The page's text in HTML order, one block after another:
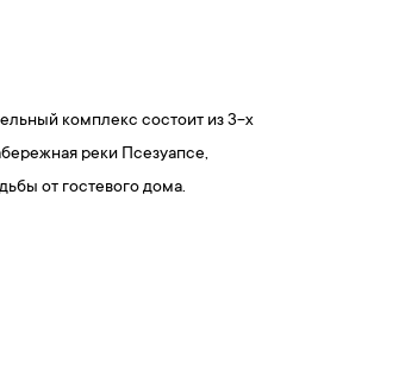
комплекс состоит из 3-х
реки Псезуапсе,
от гостевого дома.